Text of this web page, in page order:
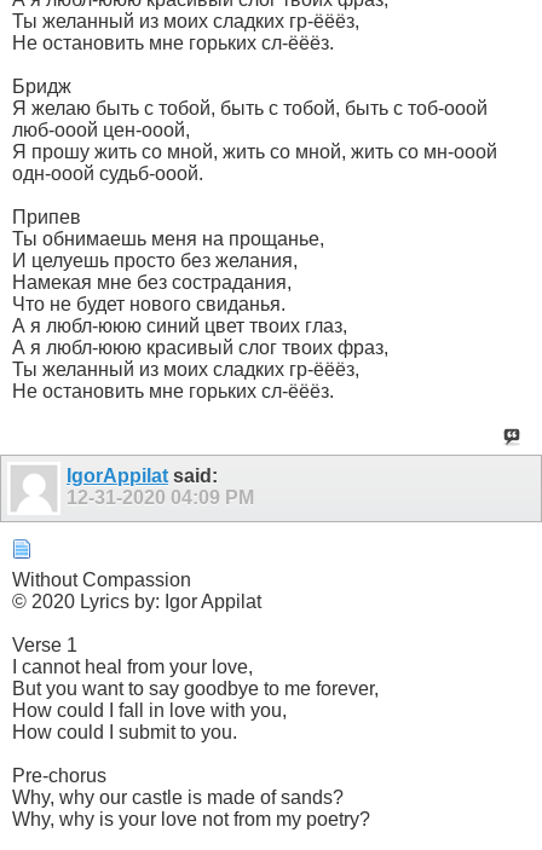
Ты желанный из моих сладких гр-ёёёз,
Не остановить мне горьких сл-ёёёз.
Бридж
Я желаю быть с тобой, быть с тобой, быть с тоб-ооой
люб-ооой цен-ооой,
Я прошу жить со мной, жить со мной, жить со мн-ооой
одн-ооой судьб-ооой.
Припев
Ты обнимаешь меня на прощанье,
И целуешь просто без желания,
Намекая мне без сострадания,
Что не будет нового свиданья.
А я любл-ююю синий цвет твоих глаз,
А я любл-ююю красивый слог твоих фраз,
Ты желанный из моих сладких гр-ёёёз,
Не остановить мне горьких сл-ёёёз.
IgorAppilat said:
12-31-2020 04:09 PM
Without Compassion
© 2020 Lyrics by: Igor Appilat
Verse 1
I cannot heal from your love,
But you want to say goodbye to me forever,
How could I fall in love with you,
How could I submit to you.
Pre-chorus
Why, why our castle is made of sands?
Why, why is your love not from my poetry?